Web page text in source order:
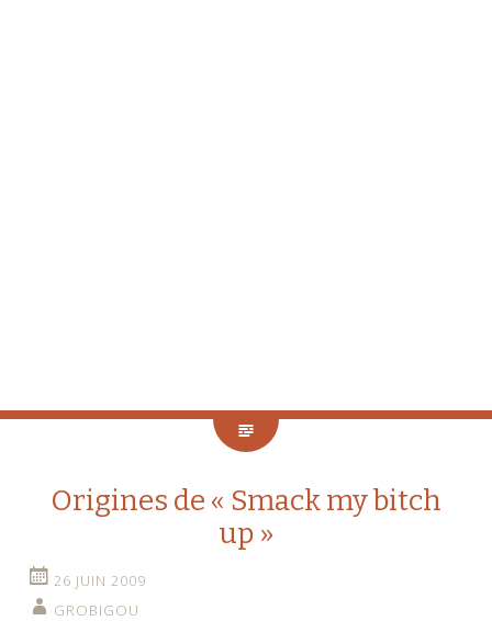
Origines de « Smack my bitch
up »
26 JUIN 2009
GROBIGOU